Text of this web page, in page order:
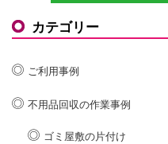
カテゴリー
ご利用事例
不用品回収の作業事例
ゴミ屋敷の片付け